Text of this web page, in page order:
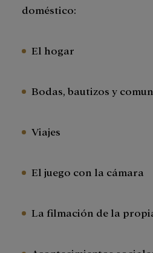
doméstico:
El hogar
Bodas, bautizos y
Viajes
El juego con la cámara
La filmación de la